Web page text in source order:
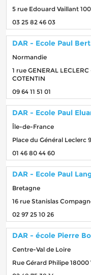
5 rue Edouard Vaillant
03 25 82 46 03
DAR - Ecole Paul Bert
Normandie
1 rue GENERAL
COTENTIN
09 64 11 51 01
DAR - Ecole Paul
Île-de-France
Place du Général Leclerc
01 46 80 44 60
DAR - Ecole Paul
Bretagne
16 rue Stanislas
02 97 25 10 26
DAR - école Pierre
Centre-Val de Loire
Rue Gérard Philipe 18000